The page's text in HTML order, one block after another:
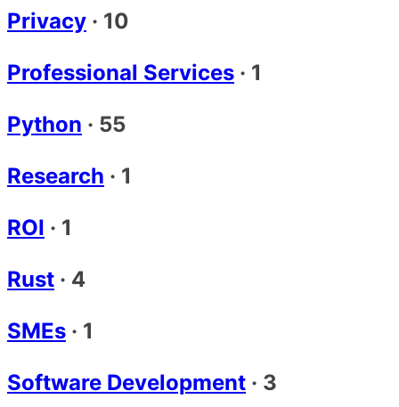
Privacy · 10
Professional Services · 1
Python · 55
Research · 1
ROI · 1
Rust · 4
SMEs · 1
Software Development · 3